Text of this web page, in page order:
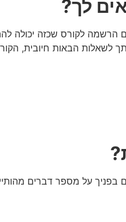
לך?
הרשמה לקורס שכזה יכולה
לשאלות הבאות חיובית,
בפניך על מספר דברים